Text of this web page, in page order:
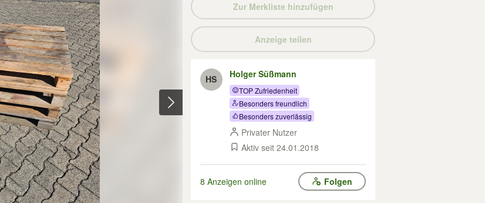
Zur Merkliste hinzufügen
Anzeige teilen
HS Holger Süßmann
TOP Zufriedenheit
Besonders freundlich
Besonders zuverlässig
Privater Nutzer
Aktiv seit 24.01.2018
8 Anzeigen online Folgen